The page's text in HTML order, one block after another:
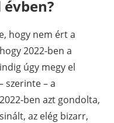
hogy nem ért a
2022-ben a
úgy megy el
szerinte – a
ben azt gondolta,
az elég bizarr,